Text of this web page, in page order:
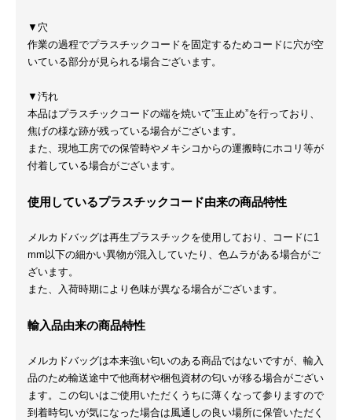
▼穴
作業の過程でプラスチックコードを固定するためコードに穴が空
いている部分が見られる場合ございます。
▼汚れ
本品はプラスチックコードの端を焼いて”玉止め”を行っており、
焦げの様な跡が残っている場合がございます。
また、現地工房での保管時やメキシコからの運搬時にホコリ等が
付着している場合がございます。
使用しているプラスチックコード由来の商品特性
メルカドバッグは再生プラスチックを使用しており、コードに1
mm以下の細かい異物が混入していたり、色ムラがある場合がご
ざいます。
また、入荷時期により色味が異なる場合がございます。
輸入品由来の商品特性
メルカドバッグは本来強い匂いのある商品ではないですが、輸入
品のため輸送途中で他商材や梱包資材の匂いが移る場合がござい
ます。この匂いはご使用いただくうちに薄くなって参りますので
到着時匂いが気になった場合は風通しの良い場所に保管いただく